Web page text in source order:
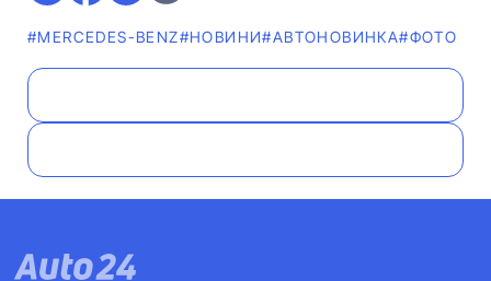
#MERCEDES-BENZ#НОВИНИ#АВТОНОВИНКА#ФОТО